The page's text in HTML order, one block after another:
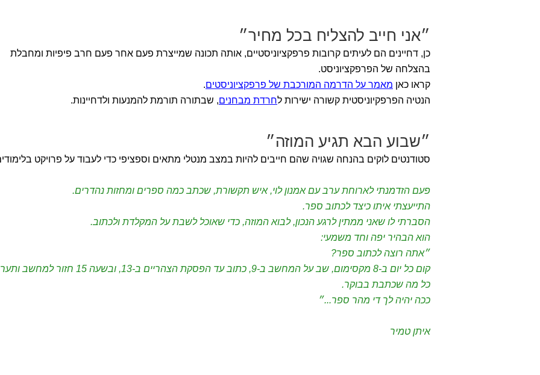
״אני חייב להצליח בכל מחיר״
כן, דחיינים הם לעיתים קרובות פרפקציוניסטיים, אותה תכונה שמייצרת פעם אחר פעם חרב פיפיות ומחבלת
בהצלחה של הפרפקציוניסט.
קראו כאן מאמר על הדרמה המורכבת של פרפקציוניסטים.
הנטיה הפרפקיוניסטית קשורה ישירות לחרדת מבחנים, שבתורה תורמת להמנעות ולדחיינות.
״שבוע הבא תגיע המוזה״
סטודנטים לוקים בהנחה שגויה שהם חייבים להיות במצב מנטלי מתאים וספציפי כדי לעבוד על פרויקט
פעם הזדמנתי לארוחת ערב עם אמנון לוי, איש תקשורת, שכתב כמה ספרים ומחזות נהדרים.
התייעצתי איתו כיצד לכתוב ספר.
הסברתי לו שאני ממתין לרגע הנכון, לבוא המוזה, כדי שאוכל לשבת על המקלדת ולכתוב.
הוא הבהיר יפה וחד משמעי:
״אתה רוצה לכתוב ספר?
קום כל יום ב-8 מקסימום, שב על המחשב ב-9, כתוב עד הפסקת הצהריים ב-13, ובשעה 15 חזור
כל מה שכתבת בבוקר.
ככה יהיה לך די מהר ספר...״
איתן טמיר